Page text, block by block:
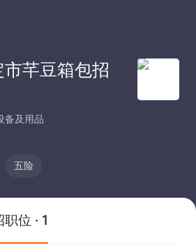
市芊豆箱包招
备及用品
五险
位 · 1